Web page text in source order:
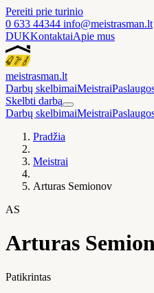
Pereiti prie turinio
0 633 44344 info@meistrasman.lt
DUKKontaktaiApie mus
meistrasman.lt
Darbų skelbimaiMeistrai
Skelbti darbą
Darbų skelbimaiMeistrai
Pradžia
Meistrai
Arturas Semionov
AS
Arturas
Patikrintas